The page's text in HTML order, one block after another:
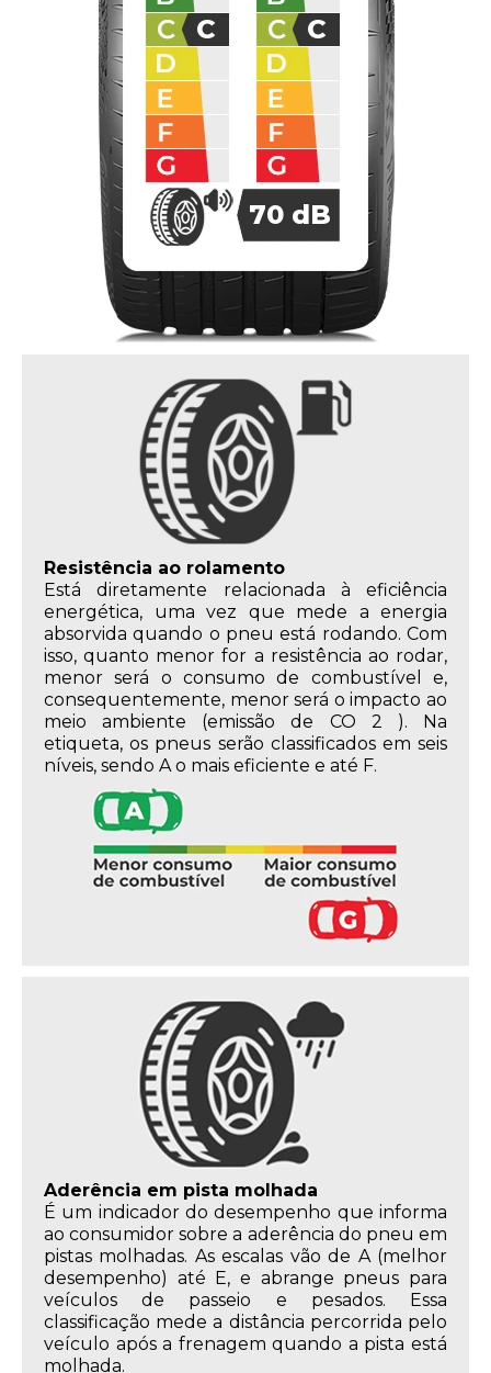
C C
70 dB
Resistência ao rolamento
Está diretamente relacionada à eficiência
energética, uma vez que mede a energia
absorvida quando o pneu está rodando. Com
isso, quanto menor for a resistência ao rodar,
menor será o consumo de combustível e,
consequentemente, menor será o impacto ao
meio ambiente (emissão de CO 2 ). Na
etiqueta, os pneus serão classificados em seis
níveis, sendo A o mais eficiente e até F.
Aderência em pista molhada
É um indicador do desempenho que informa
ao consumidor sobre a aderência do pneu em
pistas molhadas. As escalas vão de A (melhor
desempenho) até E, e abrange pneus para
veículos de passeio e pesados. Essa
classificação mede a distância percorrida pelo
veículo após a frenagem quando a pista está
molhada.